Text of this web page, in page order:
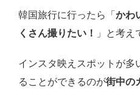
韓国旅行に行ったら「 かわ
くさん撮りたい！
」と考
インスタ映えスポットが多
ることができるのが街中の